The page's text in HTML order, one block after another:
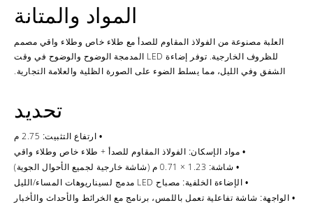
المواد والمتانة
العلبة مصنوعة من الفولاذ المقاوم للصدأ مع طلاء خاص وطلاء واقي مصمم
للظروف الخارجية. توفر إضاءة LED المدمجة الوضوح والوضوح في وقت
الشفق وفي الليل، مما يسلط الضوء على الصورة الظلية والعلامة التجارية.
تحديد
• ارتفاع التثبيت: 2.75 م
• مواد الإسكان: الفولاذ المقاوم للصدأ + طلاء خاص وطلاء واقي
• شاشة: 1.23 × 0.71 م (شاشة خارجية لجميع الأحوال الجوية)
• الإضاءة الخلفية: مصباح LED مدمج لسيناريوهات المساء/الليل
• الواجهة: شاشة تفاعلية تعمل باللمس، برنامج مع الخرائط والأحداث والأخبار